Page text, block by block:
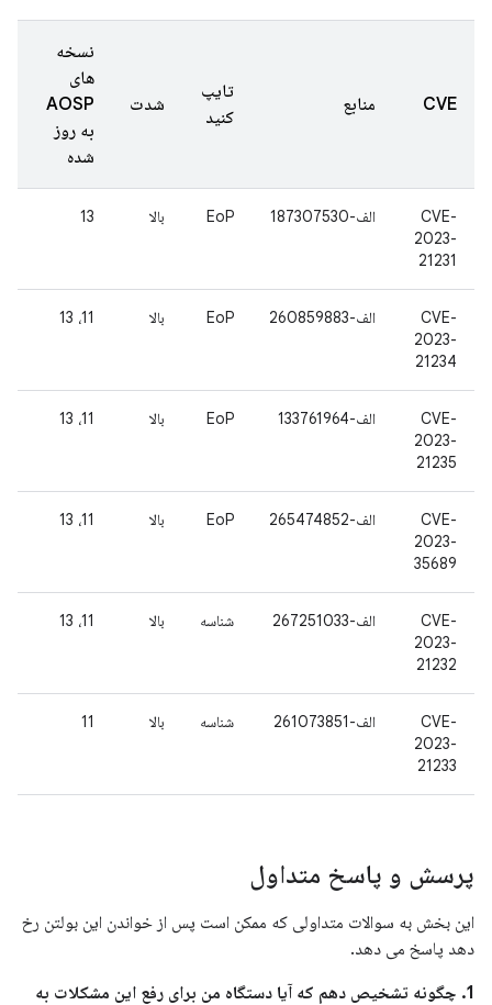
CVE منابع
تایپ
کنید
شدت
نسخه
های
AOSP
به روز
شده
CVE-
2023-
21231
الف-187307530 EoP بالا 13
CVE-
2023-
21234
الف-260859883 EoP بالا 11، 13
CVE-
2023-
21235
الف-133761964 EoP بالا 11، 13
CVE-
2023-
35689
الف-265474852 EoP بالا 11، 13
CVE-
2023-
21232
الف-267251033 شناسه بالا 11، 13
CVE-
2023-
21233
الف-261073851 شناسه بالا 11
پرسش و پاسخ متداول
این بخش به سوالات متداولی که ممکن است پس از خواندن این بولتن رخ
دهد پاسخ می دهد.
1. چگونه تشخیص دهم که آیا دستگاه من برای رفع این مشکلات به